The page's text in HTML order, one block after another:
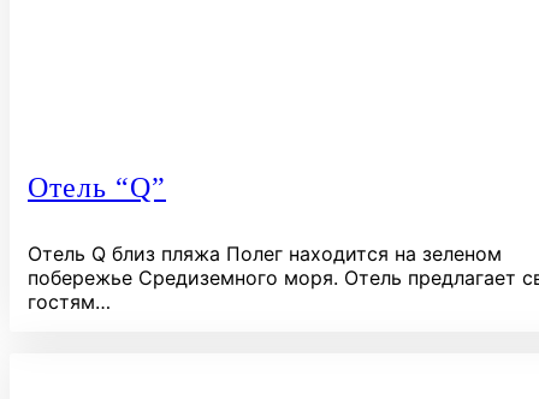
Отель “Q”
Отель Q близ пляжа Полег находится на зеленом
побережье Средиземного моря. Отель предлагает
гостям…